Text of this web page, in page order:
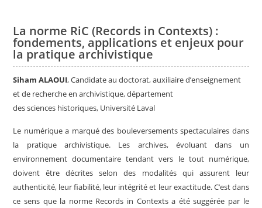
La norme RiC (Records in Contexts) :
fondements, applications et enjeux pour
la pratique archivistique
Siham ALAOUI, Candidate au doctorat, auxiliaire d’enseignement
et de recherche en archivistique, département
des sciences historiques, Université Laval
Le numérique a marqué des bouleversements spectaculaires dans
la pratique archivistique. Les archives, évoluant dans un
environnement documentaire tendant vers le tout numérique,
doivent être décrites selon des modalités qui assurent leur
authenticité, leur fiabilité, leur intégrité et leur exactitude. C’est dans
ce sens que la norme Records in Contexts a été suggérée par le